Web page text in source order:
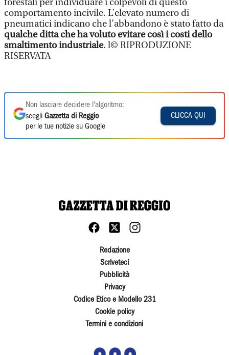
forestali per individuare i colpevoli di questo
comportamento incivile. L’elevato numero di
pneumatici indicano che l’abbandono è stato fatto da
qualche ditta che ha voluto evitare così i costi dello
smaltimento industriale. l© RIPRODUZIONE
RISERVATA
Non lasciare decidere l'algoritmo:
scegli Gazzetta di Reggio
per le tue notizie su Google
CLICCA QUI
Redazione
Scriveteci
Pubblicità
Privacy
Codice Etico e Modello 231
Cookie policy
Termini e condizioni